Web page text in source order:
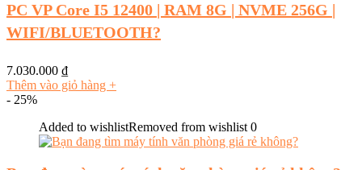
PC VP Core I5 12400 | RAM 8G | NVME 256G |
WIFI/BLUETOOTH?
7.030.000 ₫
Thêm vào giỏ hàng +
- 25%
Added to wishlistRemoved from wishlist 0